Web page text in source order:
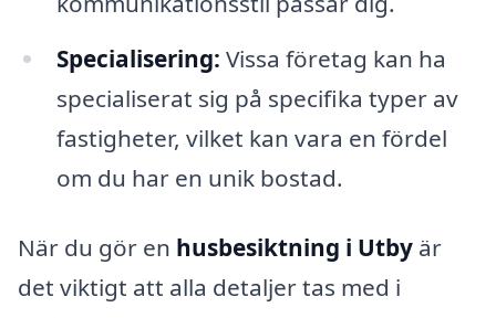
Specialisering: Vissa företag kan ha
specialiserat sig på specifika typer av
fastigheter, vilket kan vara en fördel
om du har en unik bostad.
När du gör en husbesiktning i Utby är
det viktigt att alla detaljer tas med i